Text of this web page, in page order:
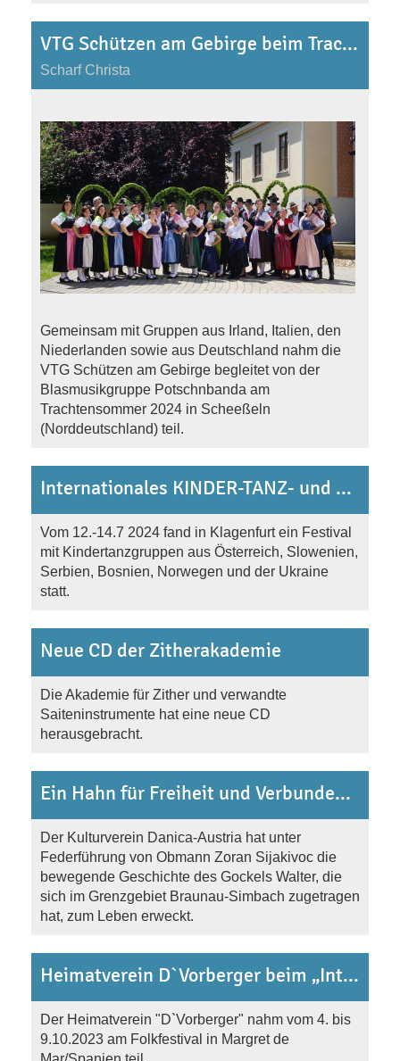
VTG Schützen am Gebirge beim Trachtensommer 2024 in Scheeßeln (Norddeutschland)
Scharf Christa
Gemeinsam mit Gruppen aus Irland, Italien, den
Niederlanden sowie aus Deutschland nahm die
VTG Schützen am Gebirge begleitet von der
Blasmusikgruppe Potschnbanda am
Trachtensommer 2024 in Scheeßeln
(Norddeutschland) teil.
Internationales KINDER-TANZ- und FRIEDENS FESTIVAL
Vom 12.-14.7 2024 fand in Klagenfurt ein Festival
mit Kindertanzgruppen aus Österreich, Slowenien,
Serbien, Bosnien, Norwegen und der Ukraine
statt.
Neue CD der Zitherakademie
Die Akademie für Zither und verwandte
Saiteninstrumente hat eine neue CD
herausgebracht.
Ein Hahn für Freiheit und Verbundenheit
Der Kulturverein Danica-Austria hat unter
Federführung von Obmann Zoran Sijakivoc die
bewegende Geschichte des Gockels Walter, die
sich im Grenzgebiet Braunau-Simbach zugetragen
hat, zum Leben erweckt.
Heimatverein D`Vorberger beim „International Folk Festival“ in Malgrat de Mar (Barcelona)
Der Heimatverein "D`Vorberger" nahm vom 4. bis
9.10.2023 am Folkfestival in Margret de